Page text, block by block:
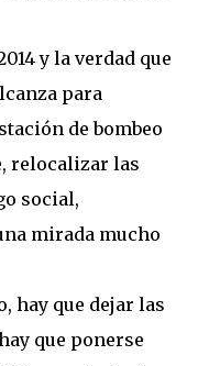
y la verdad que
para
de bombeo
relocalizar las
social,
mirada mucho
hay que dejar las
que ponerse